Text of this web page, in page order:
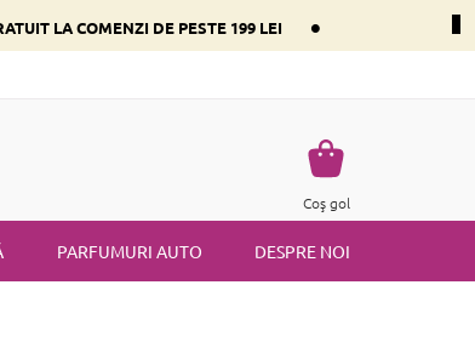
LA COMENZI DE PESTE 199 LEI •
Coş
de
Coş gol
PARFUMURI AUTO DESPRE NOI